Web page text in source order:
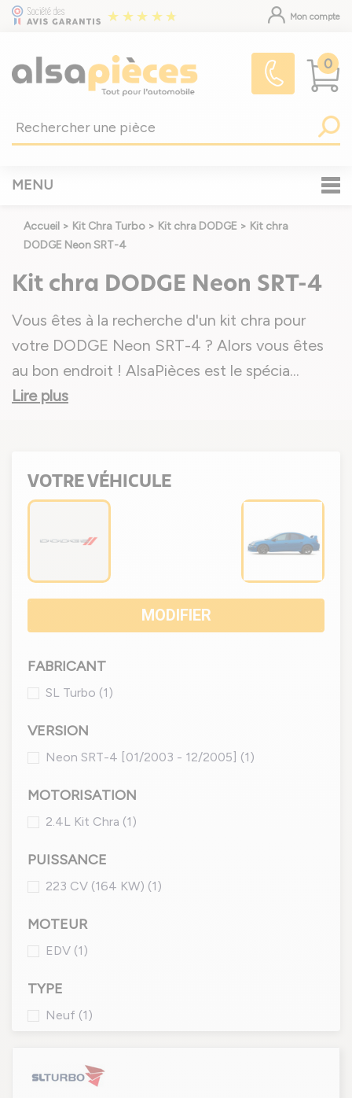
Mon compte
0
MENU
Accueil > Kit Chra Turbo > Kit chra DODGE > Kit chra
DODGE Neon SRT-4
Kit chra DODGE Neon SRT-4
Vous êtes à la recherche d'un kit chra pour
votre DODGE Neon SRT-4 ? Alors vous êtes
au bon endroit ! AlsaPièces est le spécia...
Lire plus
VOTRE VÉHICULE
MODIFIER
FABRICANT
SL Turbo (1)
VERSION
Neon SRT-4 [01/2003 - 12/2005] (1)
MOTORISATION
2.4L Kit Chra (1)
PUISSANCE
223 CV (164 KW) (1)
MOTEUR
EDV (1)
TYPE
Neuf (1)